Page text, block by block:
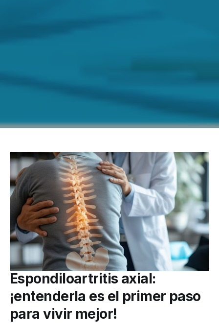
Espondiloartritis axial:
¡entenderla es el primer paso
para vivir mejor!